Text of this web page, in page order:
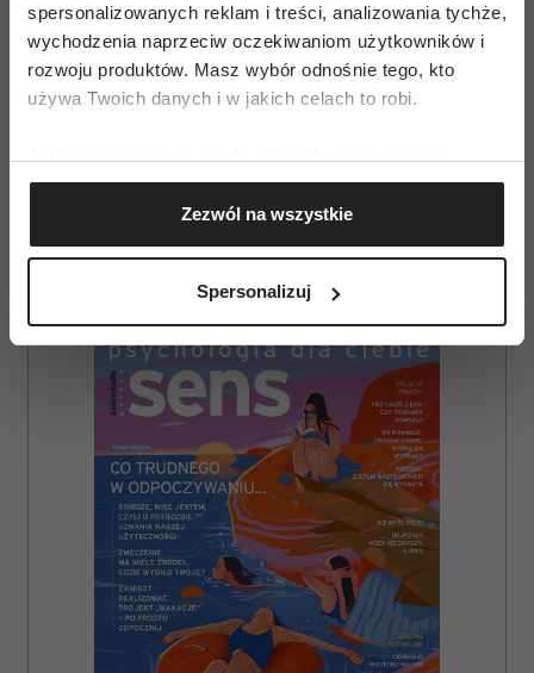
spersonalizowanych reklam i treści, analizowania tychże,
wychodzenia naprzeciw oczekiwaniom użytkowników i
rozwoju produktów. Masz wybór odnośnie tego, kto
używa Twoich danych i w jakich celach to robi.
Gromadzić dane dotyczące Twojej lokalizacji
geograficznej z dokładnością nawet do kilku metrów
Identyfikować Twoje urządzenie, aktywnie
(fingerprinting, czyli wirtualny odcisk palca)
dane są przetwarzane oraz ustaw własne preferencje w
sekcji szczegółów. W Deklaracji plików cookie możesz
zmienić lub wycofać swoją zgodę w dowolnej chwili.
Wykorzystujemy pliki cookie do spersonalizowania treści
i reklam, aby oferować funkcje społecznościowe i
analizować ruch w naszej witrynie. Informacje o tym, jak
korzystasz z naszej witryny, udostępniamy partnerom
społecznościowym, reklamowym i analitycznym.
Partnerzy mogą połączyć te informacje z innymi danymi
otrzymanymi od Ciebie lub uzyskanymi podczas
Zezwól na wszystkie
Spersonalizuj
jest wchodzić w byle jaki związek z byle kim.Nie
warto realizować "planu" za wszelką cenę.
I jeszcze jedno - "rzeczy" zaplanowane na siłę,
AUTOPROMOCJA